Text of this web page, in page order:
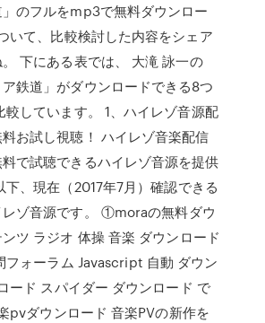
のフルをmp3で無料ダウンロー
いて、比較検討した内容をシェア
下にある表では、 大滝 詠一の
ア鉄道」がダウンロードできる8つ
較しています。 1、ハイレゾ音源配
お試し視聴！ ハイレゾ音楽配信
で試聴できるハイレゾ音源を提供
下、現在（2017年7月）確認できる
ゾ音源です。 ①moraの無料ダウ
ツ ラジオ 体操 音楽 ダウンロード
フォーラム Javascript 自動 ダウン
ード スパイダー ダウンロード で
pvダウンロード 音楽PVの新作を